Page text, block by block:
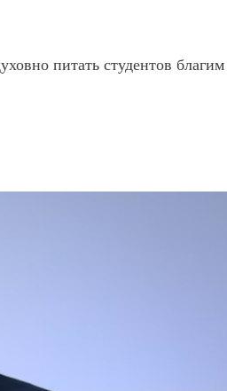
питать студентов